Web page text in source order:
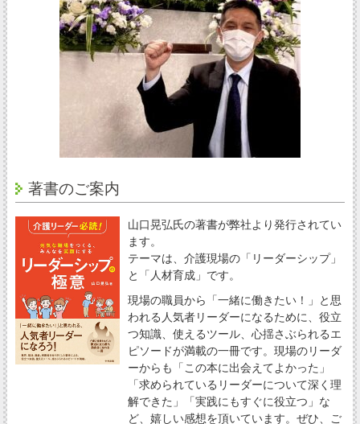
著書のご案内
山口晃弘氏の著書が弊社より発行されてい
ます。
テーマは、介護現場の「リーダーシップ」
と「人材育成」です。
現場の職員から「一緒に働きたい！」と思
われる人気者リーダーになるために、役立
つ知識、使えるツール、心揺さぶられるエ
ピソードが満載の一冊です。現場のリーダ
ーからも「この本に出会えてよかった」
「求められているリーダーについて深く理
解できた」「実践にもすぐに役立つ」な
ど、嬉しい感想を頂いています。ぜひ、ご